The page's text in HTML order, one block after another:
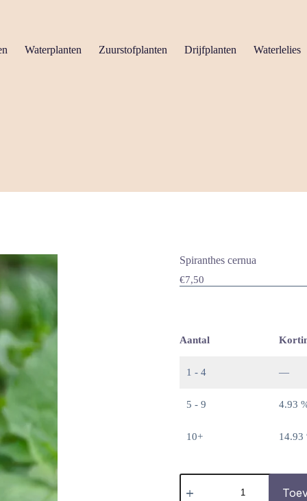
Waterplanten Zuurstofplanten Drijfplanten Waterlelies
Spiranthes cernua
€7,50
Aantal
1 - 4 —
5 - 9 4.93
10+ 14.93
Spiranthes
cernua